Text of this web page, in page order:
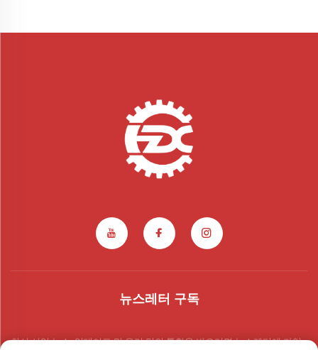
뉴스레터 구독
최신 산업 뉴스, 업데이트 및 우리 팀의 통찰을 받으려면 뉴스레터에 가입